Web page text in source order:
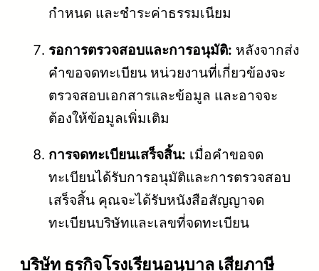
กำหนด และชำระค่าธรรมเนียม
รอการตรวจสอบและการอนุมัติ: หลังจากส่ง
คำขอจดทะเบียน หน่วยงานที่เกี่ยวข้องจะ
ตรวจสอบเอกสารและข้อมูล และอาจจะ
ต้องให้ข้อมูลเพิ่มเติม
การจดทะเบียนเสร็จสิ้น: เมื่อคำขอจด
ทะเบียนได้รับการอนุมัติและการตรวจสอบ
เสร็จสิ้น คุณจะได้รับหนังสือสัญญาจด
ทะเบียนบริษัทและเลขที่จดทะเบียน
บริษัท ธุรกิจโรงเรียนอนุบาล เสียภาษี